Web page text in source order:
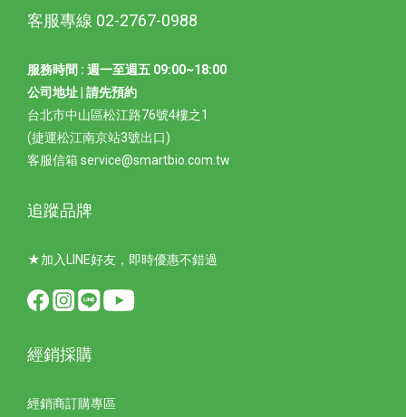
客服專線 02-2767-0988
服務時間 : 週一至週五 09:00~18:00
公司地址 | 請先預約
台北市中山區松江路76號4樓之1
(捷運松江南京站3號出口)
客服信箱 service@smartbio.com.tw
追蹤品牌
★加入LINE好友，即時優惠不錯過
經銷採購
經銷商訂購專區